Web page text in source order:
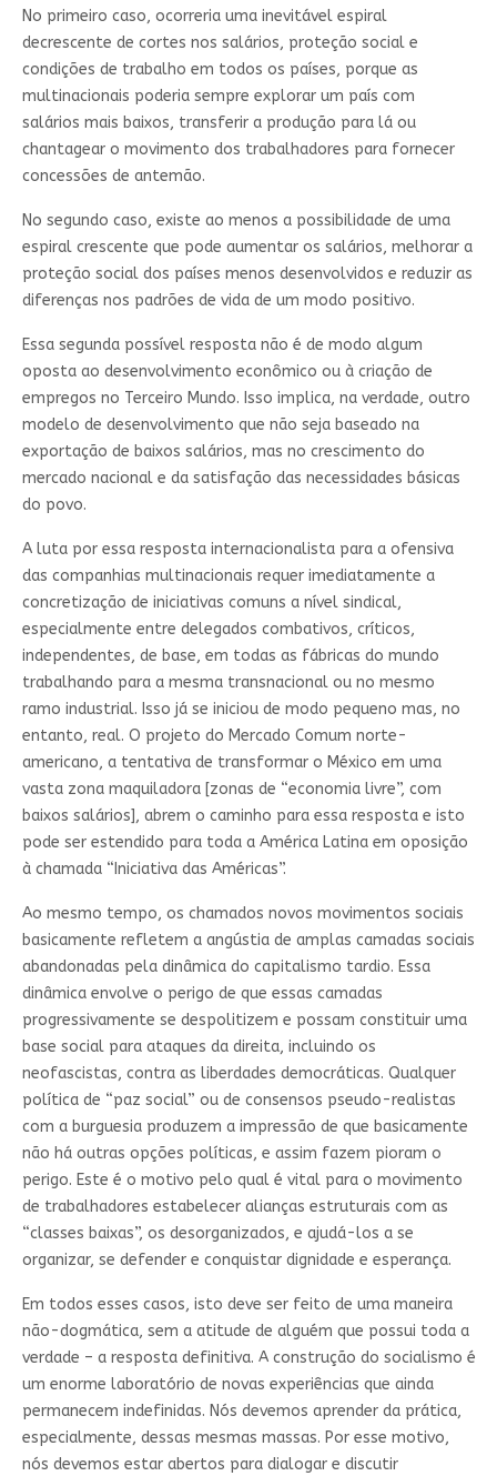
No primeiro caso, ocorreria uma inevitável espiral
decrescente de cortes nos salários, proteção social e
condições de trabalho em todos os países, porque as
multinacionais poderia sempre explorar um país com
salários mais baixos, transferir a produção para lá ou
chantagear o movimento dos trabalhadores para fornecer
concessões de antemão.
No segundo caso, existe ao menos a possibilidade de uma
espiral crescente que pode aumentar os salários, melhorar a
proteção social dos países menos desenvolvidos e reduzir as
diferenças nos padrões de vida de um modo positivo.
Essa segunda possível resposta não é de modo algum
oposta ao desenvolvimento econômico ou à criação de
empregos no Terceiro Mundo. Isso implica, na verdade, outro
modelo de desenvolvimento que não seja baseado na
exportação de baixos salários, mas no crescimento do
mercado nacional e da satisfação das necessidades básicas
do povo.
A luta por essa resposta internacionalista para a ofensiva
das companhias multinacionais requer imediatamente a
concretização de iniciativas comuns a nível sindical,
especialmente entre delegados combativos, críticos,
independentes, de base, em todas as fábricas do mundo
trabalhando para a mesma transnacional ou no mesmo
ramo industrial. Isso já se iniciou de modo pequeno mas, no
entanto, real. O projeto do Mercado Comum norte-
americano, a tentativa de transformar o México em uma
vasta zona maquiladora [zonas de “economia livre”, com
baixos salários], abrem o caminho para essa resposta e isto
pode ser estendido para toda a América Latina em oposição
à chamada “Iniciativa das Américas”.
Ao mesmo tempo, os chamados novos movimentos sociais
basicamente refletem a angústia de amplas camadas sociais
abandonadas pela dinâmica do capitalismo tardio. Essa
dinâmica envolve o perigo de que essas camadas
progressivamente se despolitizem e possam constituir uma
base social para ataques da direita, incluindo os
neofascistas, contra as liberdades democráticas. Qualquer
política de “paz social” ou de consensos pseudo-realistas
com a burguesia produzem a impressão de que basicamente
não há outras opções políticas, e assim fazem pioram o
perigo. Este é o motivo pelo qual é vital para o movimento
de trabalhadores estabelecer alianças estruturais com as
“classes baixas”, os desorganizados, e ajudá-los a se
organizar, se defender e conquistar dignidade e esperança.
Em todos esses casos, isto deve ser feito de uma maneira
não-dogmática, sem a atitude de alguém que possui toda a
verdade – a resposta definitiva. A construção do socialismo é
um enorme laboratório de novas experiências que ainda
permanecem indefinidas. Nós devemos aprender da prática,
especialmente, dessas mesmas massas. Por esse motivo,
nós devemos estar abertos para dialogar e discutir